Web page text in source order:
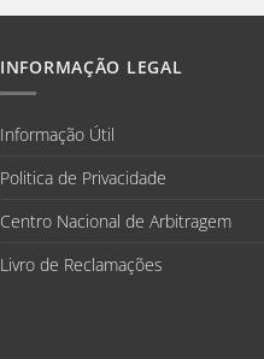
INFORMAÇÃO LEGAL
Informação Útil
Politica de Privacidade
Centro Nacional de Arbitragem
Livro de Reclamações